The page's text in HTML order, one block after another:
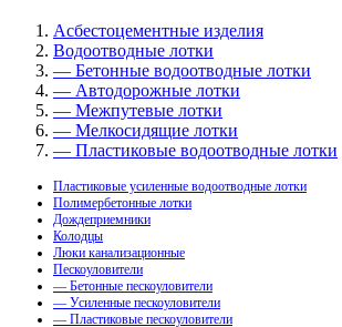
Асбестоцементные изделия
Водоотводные лотки
— Бетонные водоотводные лотки
— Автодорожные лотки
— Межпутевые лотки
— Мелкосидящие лотки
— Пластиковые водоотводные лотки
Пластиковые усиленные водоотводные лотки
Полимербетонные лотки
Дождеприемники
Колодцы
Люки канализационные
Пескоуловители
— Бетонные пескоуловители
— Усиленные пескоуловители
— Пластиковые пескоуловители